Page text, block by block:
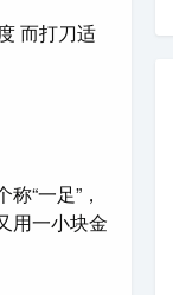
而打刀适
“一足”，
用一小块金